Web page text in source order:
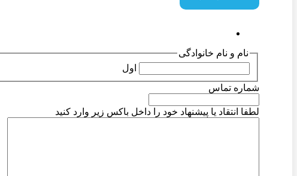
نام و نام خانوادگی
اول
شماره تماس
لطفا انتقاد یا پیشنهاد خود را داخل باکس زیر وارد کنید